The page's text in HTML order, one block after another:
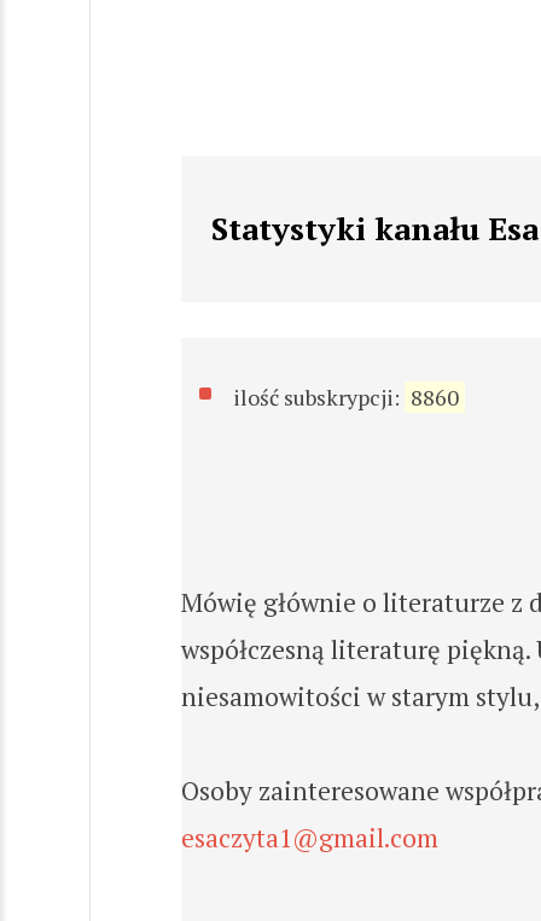
Statystyki kanału
ilość subskrypcji: 8860
Mówię głównie o literaturze z
współczesną literaturę piękną.
niesamowitości w starym
Osoby zainteresowane
esaczyta1@gmail.com